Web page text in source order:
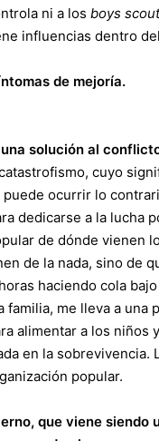
ni a los boys
influencias dentro
de mejoría.
solución al
cuyo
puede ocurrir lo
dedicarse a la lucha
de dónde vienen
de la nada, sino de
haciendo cola
me lleva a una
alimentar a los niños
en la sobrevivencia.
popular.
que viene siendo